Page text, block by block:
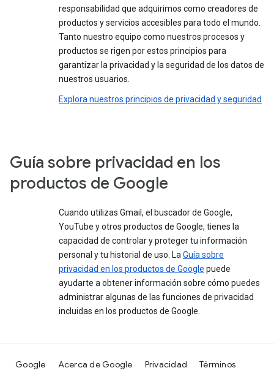
responsabilidad que adquirimos como creadores de
productos y servicios accesibles para todo el mundo.
Tanto nuestro equipo como nuestros procesos y
productos se rigen por estos principios para
garantizar la privacidad y la seguridad de los datos de
nuestros usuarios.
Explora nuestros principios de privacidad y seguridad
Guía sobre privacidad en los
productos de Google
Cuando utilizas Gmail, el buscador de Google,
YouTube y otros productos de Google, tienes la
capacidad de controlar y proteger tu información
personal y tu historial de uso. La Guía sobre
privacidad en los productos de Google puede
ayudarte a obtener información sobre cómo puedes
administrar algunas de las funciones de privacidad
incluidas en los productos de Google.
Google Acerca de Google Privacidad Términos